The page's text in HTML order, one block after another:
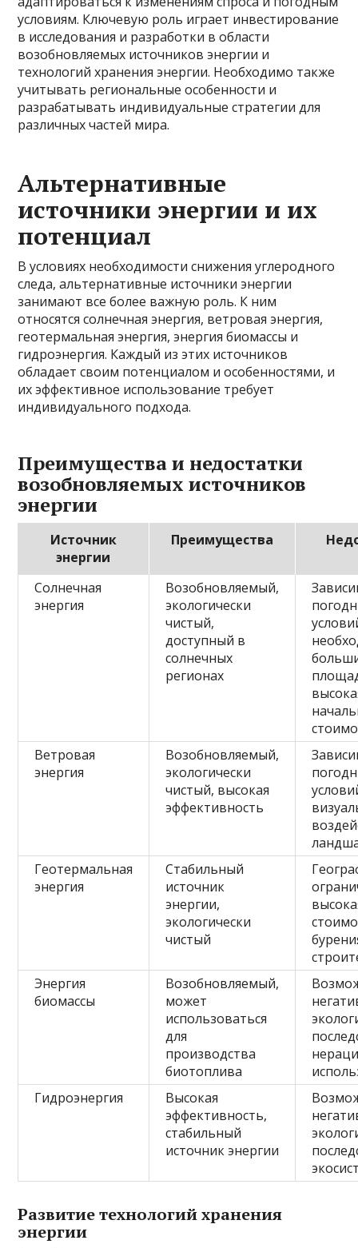
условиям. Ключевую роль играет инвестирование
в исследования и разработки в области
возобновляемых источников энергии и
технологий хранения энергии. Необходимо также
учитывать региональные особенности и
разрабатывать индивидуальные стратегии для
различных частей мира.
Альтернативные
источники энергии и их
потенциал
В условиях необходимости снижения углеродного
следа, альтернативные источники энергии
занимают все более важную роль. К ним
относятся солнечная энергия, ветровая энергия,
геотермальная энергия, энергия биомассы и
гидроэнергия. Каждый из этих источников
обладает своим потенциалом и особенностями, и
их эффективное использование требует
индивидуального подхода.
Преимущества и недостатки
возобновляемых источников
энергии
Источник
энергии
Преимущества
Солнечная
энергия
Возобновляемый,
экологически
чистый,
доступный в
солнечных
регионах
Ветровая
энергия
Возобновляемый,
экологически
чистый, высокая
эффективность
Геотермальная
энергия
Стабильный
источник
энергии,
экологически
чистый
Энергия
биомассы
Возобновляемый,
может
использоваться
для
производства
биотоплива
Гидроэнергия
Высокая
эффективность,
стабильный
источник энергии
Развитие технологий хранения
энергии